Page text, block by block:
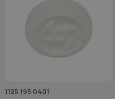
1125 195 0401